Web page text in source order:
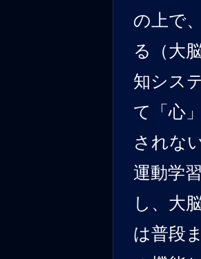
の上で
る（大
知シス
て「心
されな
運動学
し、大
は普段